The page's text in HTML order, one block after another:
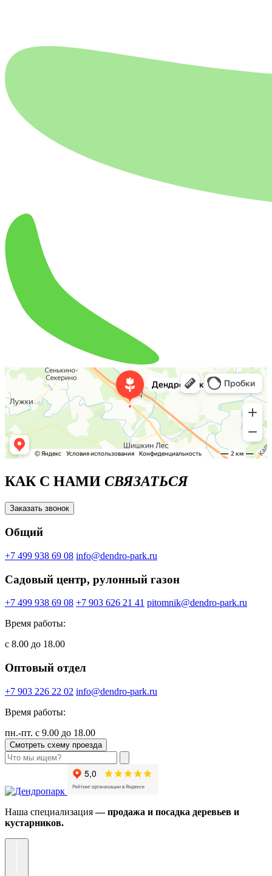
КАК С НАМИ СВЯЗАТЬСЯ
Заказать звонок
Общий
+7 499 938 69 08 info@dendro-park.ru
Садовый центр, рулонный газон
+7 499 938 69 08 +7 903 626 21 41 pitomnik@dendro-park.ru
Время работы:
с 8.00 до 18.00
Оптовый отдел
+7 903 226 22 02 info@dendro-park.ru
Время работы:
пн.-пт. с 9.00 до 18.00
Смотреть схему проезда
Наша специализация— продажа и посадка деревьев и
кустарников.